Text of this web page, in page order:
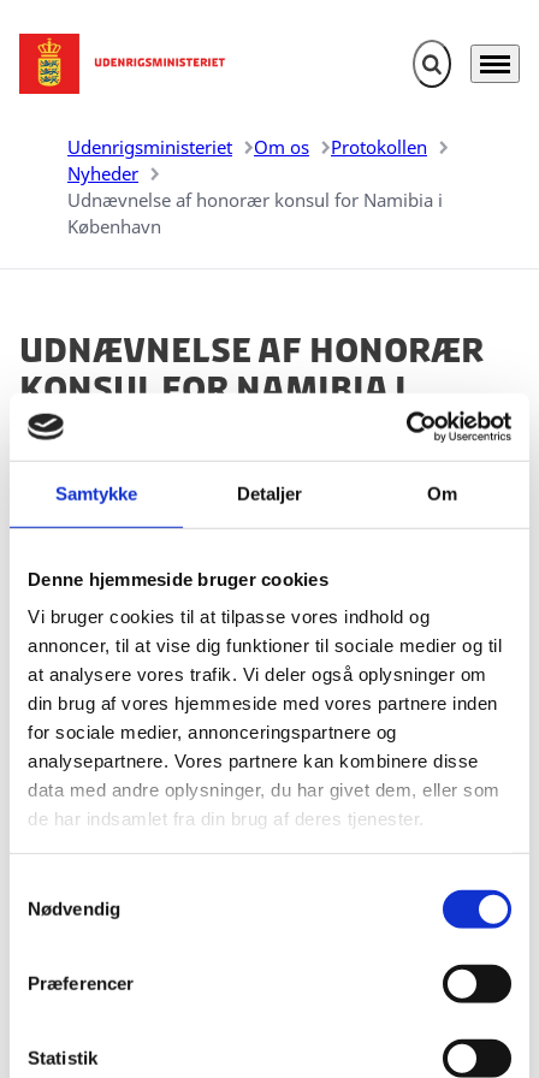
Samtykke Detaljer Om
Denne hjemmeside bruger cookies
Vi bruger cookies til at tilpasse vores indhold og
annoncer, til at vise dig funktioner til sociale medier og til
at analysere vores trafik. Vi deler også oplysninger om
din brug af vores hjemmeside med vores partnere inden
for sociale medier, annonceringspartnere og
analysepartnere. Vores partnere kan kombinere disse
data med andre oplysninger, du har givet dem, eller som
de har indsamlet fra din brug af deres tjenester.
Nødvendig
Præferencer
Statistik
Gå til forsiden Fold søgefelt
Menu
Udenrigsministeriet Om os
Protokollen
Nyheder
Udnævnelse af honorær konsul for Namibia i
København
Udnævnelse af honorær
konsul for Namibia i
København
16.04.2020
Del på Facebook
Del på X (Twitter)
Del på LinkedIn
Udenrigsministeriet meddeler, at fr. Lisbeth Møller ved
kgl. resolution af 23. marts 2020 er udnævnt til
honorær konsul for Namibia i København med
Konsulatets adresse er: Grækenlandsvej 147, 2300
København S
Åbningstider: Mandage og torsdage kl. 9.00 - kl. 12.00